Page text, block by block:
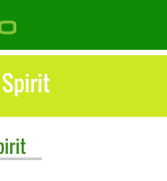
Spirit